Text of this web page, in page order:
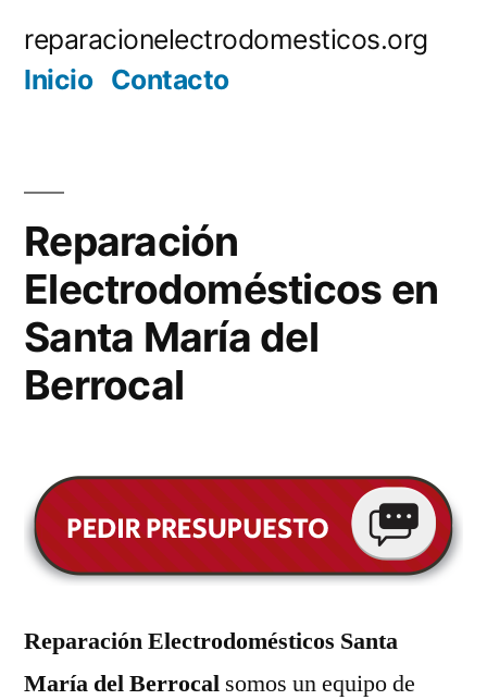
reparacionelectrodomesticos.org
Inicio Contacto
Reparación
Electrodomésticos en
Santa María del
Berrocal
Reparación Electrodomésticos Santa
María del Berrocal somos un equipo de